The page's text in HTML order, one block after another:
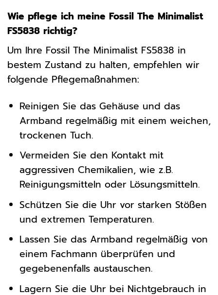
Wie pflege ich meine Fossil The Minimalist
FS5838 richtig?
Um Ihre Fossil The Minimalist FS5838 in
bestem Zustand zu halten, empfehlen wir
folgende Pflegemaßnahmen:
Reinigen Sie das Gehäuse und das
Armband regelmäßig mit einem weichen,
trockenen Tuch.
Vermeiden Sie den Kontakt mit
aggressiven Chemikalien, wie z.B.
Reinigungsmitteln oder Lösungsmitteln.
Schützen Sie die Uhr vor starken Stößen
und extremen Temperaturen.
Lassen Sie das Armband regelmäßig von
einem Fachmann überprüfen und
gegebenenfalls austauschen.
Lagern Sie die Uhr bei Nichtgebrauch in